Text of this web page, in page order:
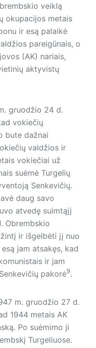
veiklą
okupacijos metais
ir esą palaikė
pareigūnais, o
(AK) nariais,
aktyvistų
gruodžio 24 d.
vokiečių
bute dažnai
valdžios ir
vokiečiai už
suėmė Turgelių
Senkevičių.
daug savo
atvedę suimtąjį
Obrembskio
ir išgelbėti jį nuo
jam atsakęs, kad
ir jam
pakorė9.
m. gruodžio 27 d.
1944 metais AK
Po suėmimo ji
Turgeliuose.